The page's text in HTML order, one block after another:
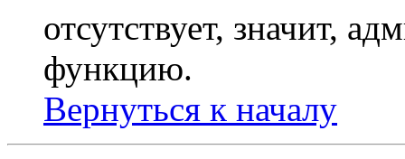
отсутствует, значит,
функцию.
Вернуться к началу